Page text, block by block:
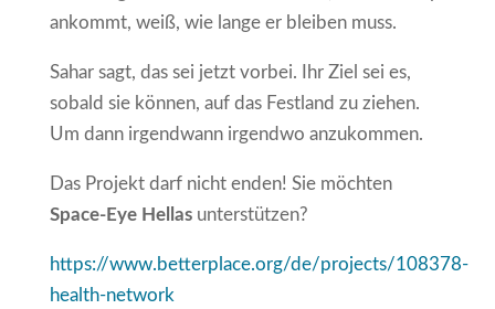
ankommt, weiß, wie lange er bleiben muss.
Sahar sagt, das sei jetzt vorbei. Ihr Ziel sei es,
sobald sie können, auf das Festland zu ziehen.
Um dann irgendwann irgendwo anzukommen.
Das Projekt darf nicht enden! Sie möchten
Space-Eye Hellasunterstützen?
https://www.betterplace.org/de/projects/108378-
health-network